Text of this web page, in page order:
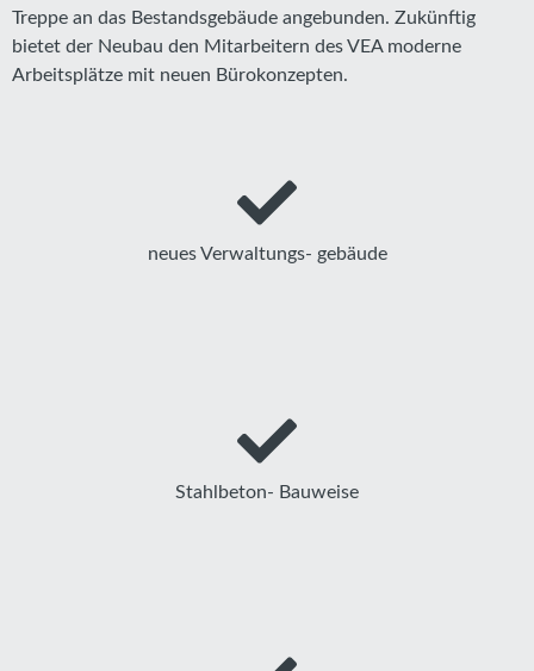
Treppe an das Bestandsgebäude angebunden. Zukünftig
bietet der Neubau den Mitarbeitern des VEA moderne
Arbeitsplätze mit neuen Bürokonzepten.
neues Verwaltungs- gebäude
Stahlbeton- Bauweise